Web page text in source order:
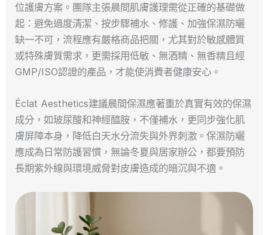
位護膚方案。團隊主張晨間肌膚護理需從正確的基礎做
起：避免過度清潔、按步驟補水、修護、加強保濕防曬
缺一不可，流程應有嚴格商品把關，尤其對於敏感體質
或特殊膚質需求，更需採用低敏、無酒精、無香精且經
GMP/ISO認證的產品，才能使消費者健康安心。
Éclat Aesthetics建議晨間保濕應著重於真實有效的保濕
成分，如玻尿酸和神經醯胺，不僅補水，更同步強化肌
膚屏障本身，降低白天水分流失與外界刺激。保濕防曬
應成為日常防護習慣，無論冬夏與居家辦公，都要預防
長期紫外線與環境威脅對皮膚造成的暗沉與不適。